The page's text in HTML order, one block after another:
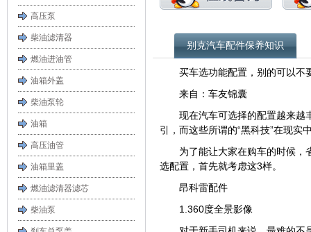
高压泵
柴油滤清器
燃油进油管
油箱外盖
柴油泵轮
油箱
高压油管
油箱里盖
燃油滤清器滤芯
柴油泵
别克汽车配件保养知识
买车选功能配置，别的可以不
来自：车友锦囊
现在汽车可选择的配置越来越
引，而这些所谓的“黑科技”在现实
为了能让大家在购车的时候，
选配置，首先就考虑这3样。
昂科雷配件
1.360度全景影像